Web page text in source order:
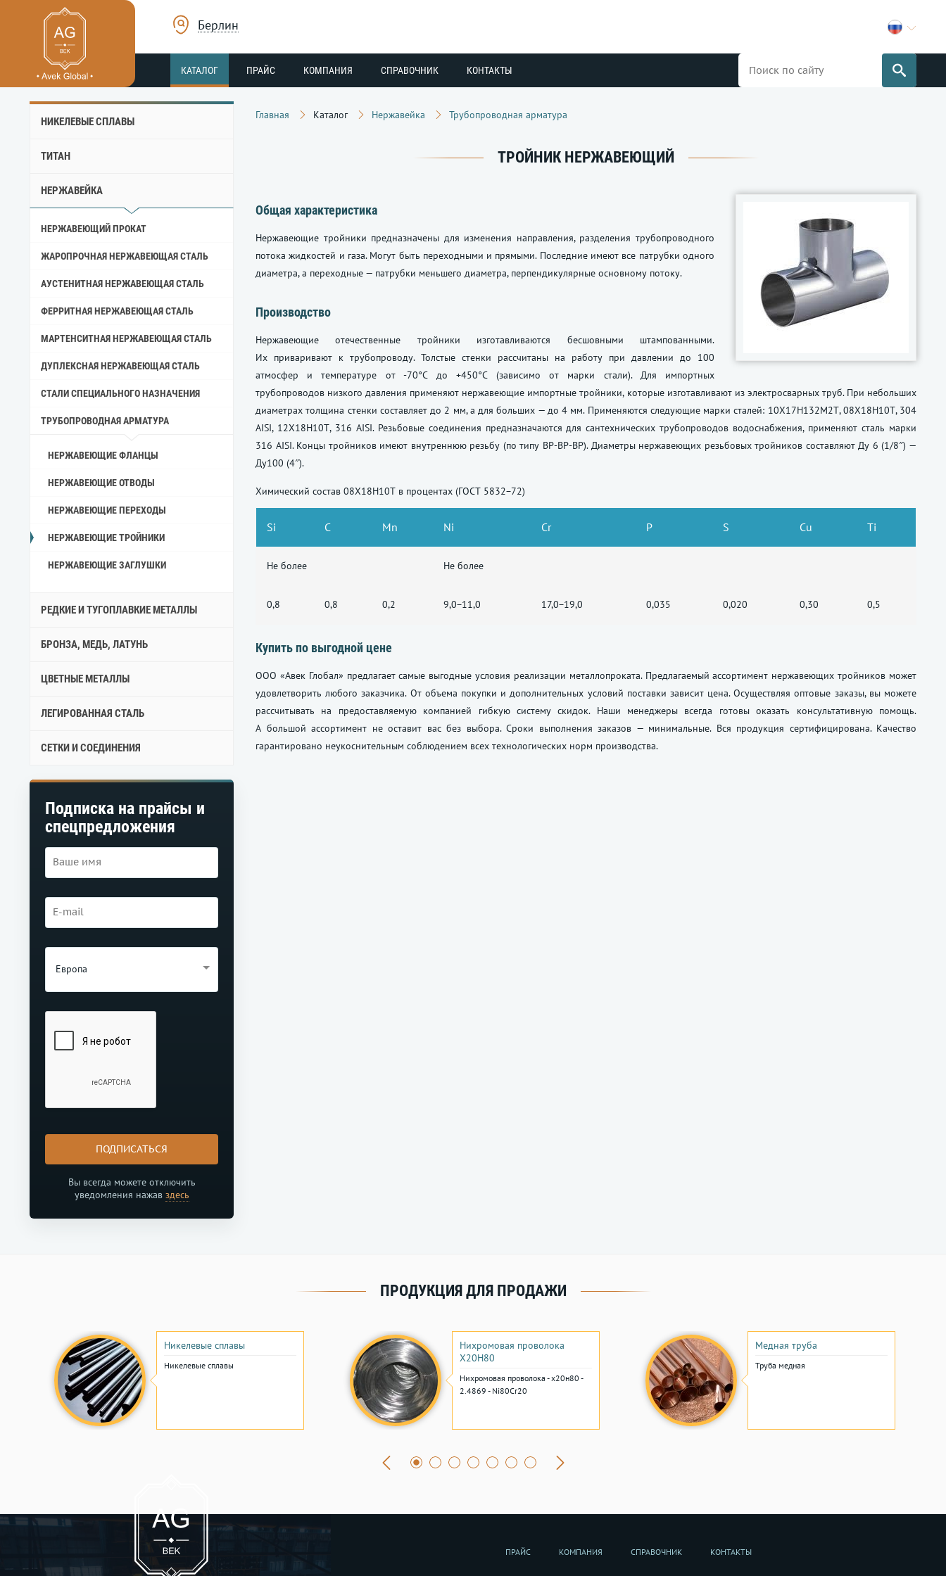
Берлин
КАТАЛОГ ПРАЙС КОМПАНИЯ СПРАВОЧНИК КОНТАКТЫ
НИКЕЛЕВЫЕ СПЛАВЫ
ТИТАН
НЕРЖАВЕЙКА
НЕРЖАВЕЮЩИЙ ПРОКАТ
ЖАРОПРОЧНАЯ НЕРЖАВЕЮЩАЯ СТАЛЬ
АУСТЕНИТНАЯ НЕРЖАВЕЮЩАЯ СТАЛЬ
ФЕРРИТНАЯ НЕРЖАВЕЮЩАЯ СТАЛЬ
МАРТЕНСИТНАЯ НЕРЖАВЕЮЩАЯ СТАЛЬ
ДУПЛЕКСНАЯ НЕРЖАВЕЮЩАЯ СТАЛЬ
СТАЛИ СПЕЦИАЛЬНОГО НАЗНАЧЕНИЯ
ТРУБОПРОВОДНАЯ АРМАТУРА
НЕРЖАВЕЮЩИЕ ФЛАНЦЫ
НЕРЖАВЕЮЩИЕ ОТВОДЫ
НЕРЖАВЕЮЩИЕ ПЕРЕХОДЫ
НЕРЖАВЕЮЩИЕ ТРОЙНИКИ
НЕРЖАВЕЮЩИЕ ЗАГЛУШКИ
РЕДКИЕ И ТУГОПЛАВКИЕ МЕТАЛЛЫ
БРОНЗА, МЕДЬ, ЛАТУНЬ
ЦВЕТНЫЕ МЕТАЛЛЫ
ЛЕГИРОВАННАЯ СТАЛЬ
СЕТКИ И СОЕДИНЕНИЯ
Подписка на прайсы и
спецпредложения
Европа
ПОДПИСАТЬСЯ
Вы всегда можете отключить
уведомления нажав здесь
Главная Каталог Нержавейка Трубопроводная арматура
ТРОЙНИК НЕРЖАВЕЮЩИЙ
Общая характеристика
Нержавеющие тройники предназначены для изменения направления, разделения трубопроводного
потока жидкостей и газа. Могут быть переходными и прямыми. Последние имеют все патрубки одного
диаметра, а переходные — патрубки меньшего диаметра, перпендикулярные основному потоку.
Производство
Нержавеющие отечественные тройники изготавливаются бесшовными штампованными.
Их приваривают к трубопроводу. Толстые стенки рассчитаны на работу при давлении до 100
атмосфер и температуре от -70°С до +450°С (зависимо от марки стали). Для импортных
трубопроводов низкого давления применяют нержавеющие импортные тройники, которые изготавливают из электросварных труб. При небольших
диаметрах толщина стенки составляет до 2 мм, а для больших — до 4 мм. Применяются следующие марки сталей: 10Х17Н132М2Т, 08Х18Н10Т, 304
AISI, 12Х18Н10Т, 316 AISI. Резьбовые соединения предназначаются для сантехнических трубопроводов водоснабжения, применяют сталь марки
316 AISI. Концы тройников имеют внутреннюю резьбу (по типу ВР-ВР-ВР). Диаметры нержавеющих резьбовых тройников составляют Ду 6 (1/8″) —
Ду100 (4″).
Химический состав 08Х18Н10Т в процентах (ГОСТ 5832−72)
Si С Mn Ni Cr P S Cu Ti
Не более Не более
0,8 0,8 0,2 9,0−11,0 17,0−19,0 0,035 0,020 0,30 0,5
Купить по выгодной цене
ООО «Авек Глобал» предлагает самые выгодные условия реализации металлопроката. Предлагаемый ассортимент нержавеющих тройников может
удовлетворить любого заказчика. От объема покупки и дополнительных условий поставки зависит цена. Осуществляя оптовые заказы, вы можете
рассчитывать на предоставляемую компанией гибкую систему скидок. Наши менеджеры всегда готовы оказать консультативную помощь.
А большой ассортимент не оставит вас без выбора. Сроки выполнения заказов — минимальные. Вся продукция сертифицирована. Качество
гарантировано неукоснительным соблюдением всех технологических норм производства.
ПРОДУКЦИЯ ДЛЯ ПРОДАЖИ
Никелевые сплавы
Никелевые сплавы
Нихромовая проволока
Х20Н80
Нихромовая проволока - х20н80 -
2.4869 - Ni80Cr20
Медная труба
Труба медная
ПРАЙС КОМПАНИЯ СПРАВОЧНИК КОНТАКТЫ